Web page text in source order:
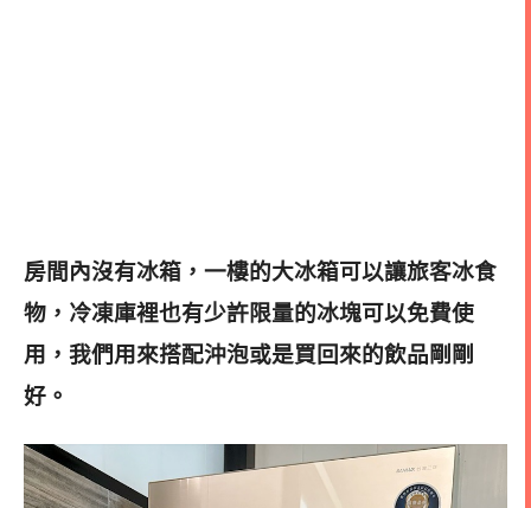
房間內沒有冰箱，一樓的大冰箱可以讓旅客冰食
物，冷凍庫裡也有少許限量的冰塊可以免費使
用，我們用來搭配沖泡或是買回來的飲品剛剛
好。